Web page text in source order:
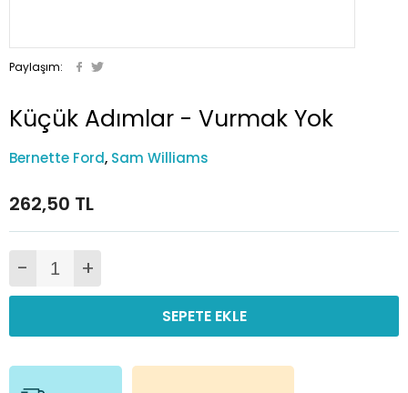
Paylaşım:
Küçük Adımlar - Vurmak Yok
Bernette Ford, Sam Williams
262,50 TL
- +
SEPETE EKLE